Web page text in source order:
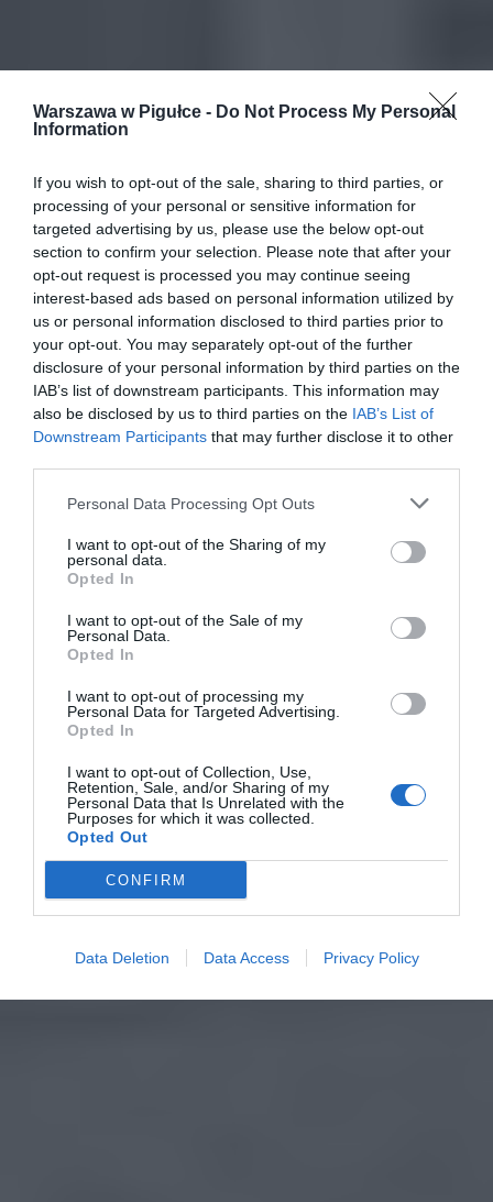
Warszawa w Pigułce - Do Not Process My Personal
Information
If you wish to opt-out of the sale, sharing to third parties, or
processing of your personal or sensitive information for
targeted advertising by us, please use the below opt-out
section to confirm your selection. Please note that after your
opt-out request is processed you may continue seeing
interest-based ads based on personal information utilized by
us or personal information disclosed to third parties prior to
your opt-out. You may separately opt-out of the further
disclosure of your personal information by third parties on the
IAB’s list of downstream participants. This information may
also be disclosed by us to third parties on the IAB’s List of
Downstream Participants that may further disclose it to other
Personal Data Processing Opt Outs
I want to opt-out of the Sharing of my
personal data.
Opted In
I want to opt-out of the Sale of my
Personal Data.
Opted In
I want to opt-out of processing my
Personal Data for Targeted Advertising.
Opted In
I want to opt-out of Collection, Use,
Retention, Sale, and/or Sharing of my
Personal Data that Is Unrelated with the
Purposes for which it was collected.
Opted Out
CONFIRM
Data Deletion Data Access Privacy Policy